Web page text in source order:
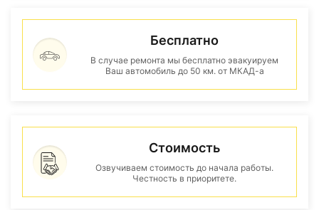
Бесплатно
В случае ремонта мы бесплатно эвакуируем
Ваш автомобиль до 50 км. от МКАД-а
Стоимость
Озвучиваем стоимость до начала работы.
Честность в приоритете.